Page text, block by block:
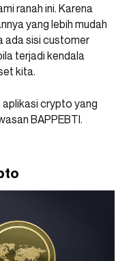
ranah ini. Karena
yang lebih mudah
ada sisi customer
terjadi kendala
kita.
aplikasi crypto yang
BAPPEBTI.